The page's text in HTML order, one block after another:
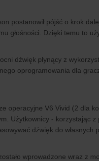
postanowił pójść o krok
głośności. Dzięki temu to
dźwięk płynący z
oprogramowania dla
operacyjne V6 Vivid (2 dla
Użytkownicy - korzystając z
dźwięk do własnych
wprowadzone wraz z